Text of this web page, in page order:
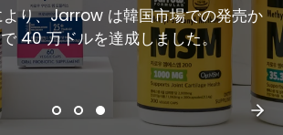
より、TheraBreath は韓国最大の
ーラル部門で第 1 位にランクされま
した。